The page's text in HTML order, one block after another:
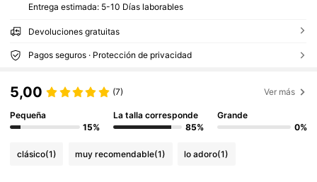
Entrega estimada: 5-10 Días laborables
Devoluciones gratuitas
Pagos seguros · Protección de privacidad
5,00 (7) Ver más
Pequeña
15%
La talla corresponde
85%
Grande
0%
clásico(1) muy recomendable(1) lo adoro(1)